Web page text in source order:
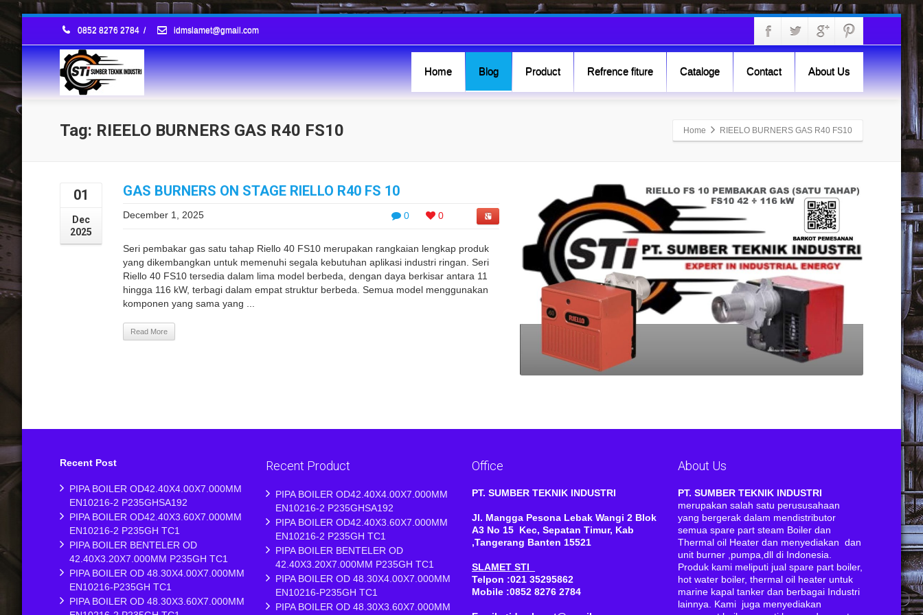
0852 8276 2784 / idmslamet@gmail.com
Home Blog Product Refrence fiture Cataloge Contact About Us
Tag: RIEELO BURNERS GAS R40 FS10 Home RIEELO BURNERS GAS R40 FS10
01
Dec
2025
GAS BURNERS ON STAGE RIELLO R40 FS 10
0 0
December 1, 2025
Seri pembakar gas satu tahap Riello 40 FS10 merupakan rangkaian lengkap produk
yang dikembangkan untuk memenuhi segala kebutuhan aplikasi industri ringan. Seri
Riello 40 FS10 tersedia dalam lima model berbeda, dengan daya berkisar antara 11
hingga 116 kW, terbagi dalam empat struktur berbeda. Semua model menggunakan
komponen yang sama yang ...
Read More
Recent Post
PIPA BOILER OD42.40X4.00X7.000MM
EN10216-2 P235GHSA192
PIPA BOILER OD42.40X3.60X7.000MM
EN10216-2 P235GH TC1
PIPA BOILER BENTELER OD
42.40X3.20X7.000MM P235GH TC1
PIPA BOILER OD 48.30X4.00X7.000MM
EN10216-P235GH TC1
PIPA BOILER OD 48.30X3.60X7.000MM
Recent Product
PIPA BOILER OD42.40X4.00X7.000MM
EN10216-2 P235GHSA192
PIPA BOILER OD42.40X3.60X7.000MM
EN10216-2 P235GH TC1
PIPA BOILER BENTELER OD
42.40X3.20X7.000MM P235GH TC1
PIPA BOILER OD 48.30X4.00X7.000MM
EN10216-P235GH TC1
PIPA BOILER OD 48.30X3.60X7.000MM
Office
PT. SUMBER TEKNIK INDUSTRI
Jl. Mangga Pesona Lebak Wangi 2 Blok
A3 No 15 Kec, Sepatan Timur, Kab
,Tangerang Banten 15521
SLAMET STI
Telpon :021 35295862
Mobile :0852 8276 2784
About Us
PT. SUMBER TEKNIK INDUSTRI
merupakan salah satu perususahaan
yang bergerak dalam mendistributor
semua spare part steam Boiler dan
Thermal oil Heater dan menyediakan dan
unit burner ,pumpa,dll di Indonesia.
Produk kami meliputi jual spare part boiler,
hot water boiler, thermal oil heater untuk
marine kapal tanker dan berbagai Industri
lainnya. Kami juga menyediakan